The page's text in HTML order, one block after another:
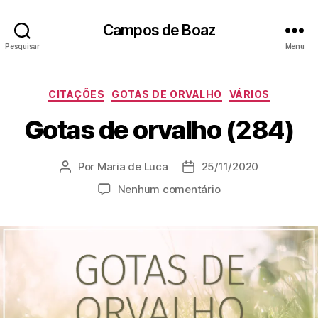
Pesquisar
Campos de Boaz
Menu
C
t
e
o
r
CITAÇÕES GOTAS DE ORVALHO VÁRIOS
Gotas de orvalho (284)
A Por Maria de Luca
D
b
l
25/11/2020
Nenhum comentárioe
a
s
d
e